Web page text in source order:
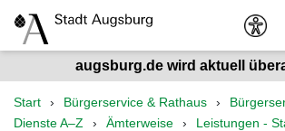
augsburg.de wird aktuell
Start Bürgerservice & Rathaus
Dienste A–Z
Ämterweise
Leistungen -